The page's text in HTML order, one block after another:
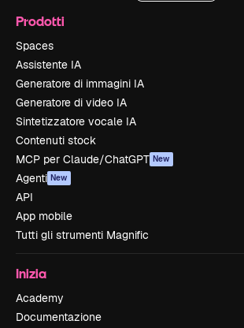
Prodotti
Spaces
Assistente IA
Generatore di immagini IA
Generatore di video IA
Sintetizzatore vocale IA
Contenuti stock
MCP per Claude/ChatGPT New
Agenti New
API
App mobile
Tutti gli strumenti Magnific
Inizia
Academy
Documentazione